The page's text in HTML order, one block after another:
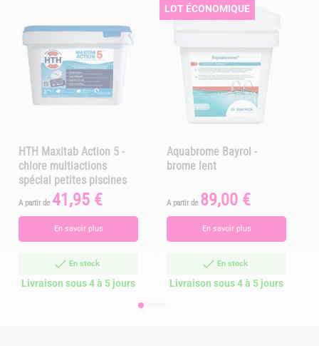
HTH Maxitab Action 5 -
chlore multiactions
spécial petites piscines
A partir de Prix
41,95 €
En savoir plus
En stock
Livraison sous 4 à 5 jours
LOT ÉCONOMIQUE
Aquabrome Bayrol -
brome lent
A partir de Prix
89,00 €
En savoir plus
En stock
Livraison sous 4 à 5 jours